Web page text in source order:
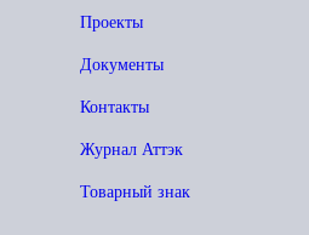
Проекты
Документы
Контакты
Журнал Аттэк
Товарный знак